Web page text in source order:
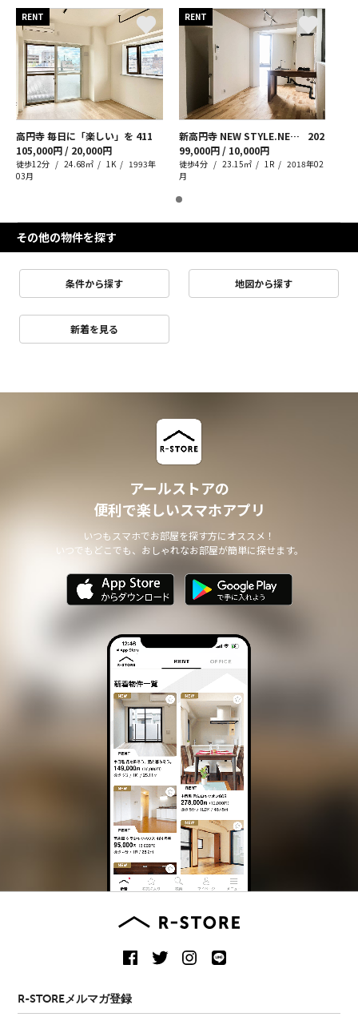
RENT
高円寺 毎日に「楽しい」を 411
105,000円 / 20,000円
徒歩12分 24.68㎡ 1K
1993年
03月
RENT
新高円寺 NEW STYLE.NEW LIFE.
202
99,000円 / 10,000円
徒歩4分 23.15㎡ 1R
2018年02
月
その他の物件を探す
条件から探す 地図から探す
新着を見る
アールストアの
便利で楽しいスマホアプリ
いつもスマホでお部屋を探す方にオススメ！
いつでもどこでも、おしゃれなお部屋が簡単に探せます。
R-STOREメルマガ登録